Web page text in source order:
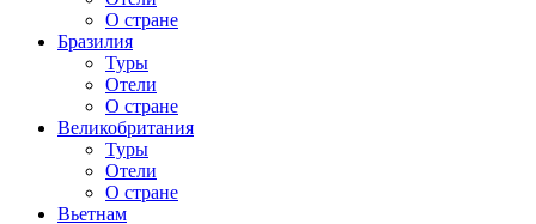
О стране
Бразилия
Туры
Отели
О стране
Великобритания
Туры
Отели
О стране
Вьетнам